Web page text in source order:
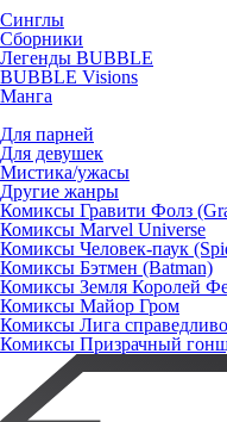
Синглы
Сборники
Легенды BUBBLE
BUBBLE Visions
Манга
Для парней
Для девушек
Мистика/ужасы
Другие жанры
Комиксы Гравити Фолз
Комиксы Marvel Universe
Комиксы Человек-паук
Комиксы Бэтмен (Batman)
Комиксы Земля Королей
Комиксы Майор Гром
Комиксы Лига
Комиксы Призрачный